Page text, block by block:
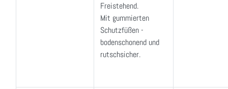
Freistehend.
Mit gummierten
Schutzfüßen -
bodenschonend und
rutschsicher.